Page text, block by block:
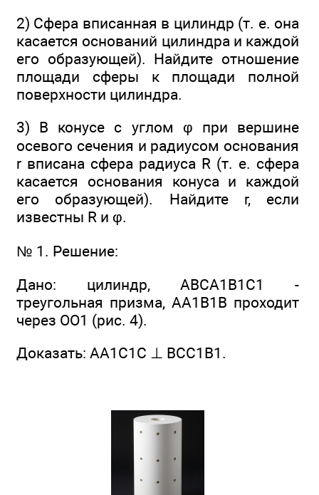
2) Сфера вписанная в цилиндр (т. е. она
касается оснований цилиндра и каждой
его образующей). Найдите отношение
площади сферы к площади полной
поверхности цилиндра.
3) В конусе с углом φ при вершине
осевого сечения и радиусом основания
r вписана сфера радиуса R (т. е. сфера
касается основания конуса и каждой
его образующей). Найдите r, если
известны R и φ.
№ 1. Решение:
Дано: цилиндр, АВСА1В1С1 -
треугольная призма, AA1B1B проходит
через OO1 (рис. 4).
Доказать: AA1C1C ⊥ BCC1B1.